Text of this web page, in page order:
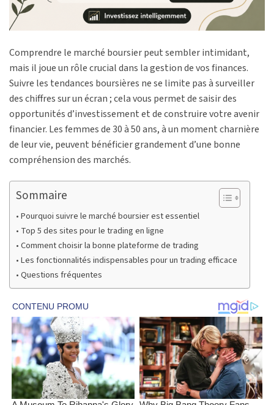
Comprendre le marché boursier peut sembler intimidant,
mais il joue un rôle crucial dans la gestion de vos finances.
Suivre les tendances boursières ne se limite pas à surveiller
des chiffres sur un écran ; cela vous permet de saisir des
opportunités d’investissement et de construire votre avenir
financier. Les femmes de 30 à 50 ans, à un moment charnière
de leur vie, peuvent bénéficier grandement d’une bonne
compréhension des marchés.
Sommaire
Pourquoi suivre le marché boursier est essentiel
Top 5 des sites pour le trading en ligne
Comment choisir la bonne plateforme de trading
Les fonctionnalités indispensables pour un trading efficace
Questions fréquentes